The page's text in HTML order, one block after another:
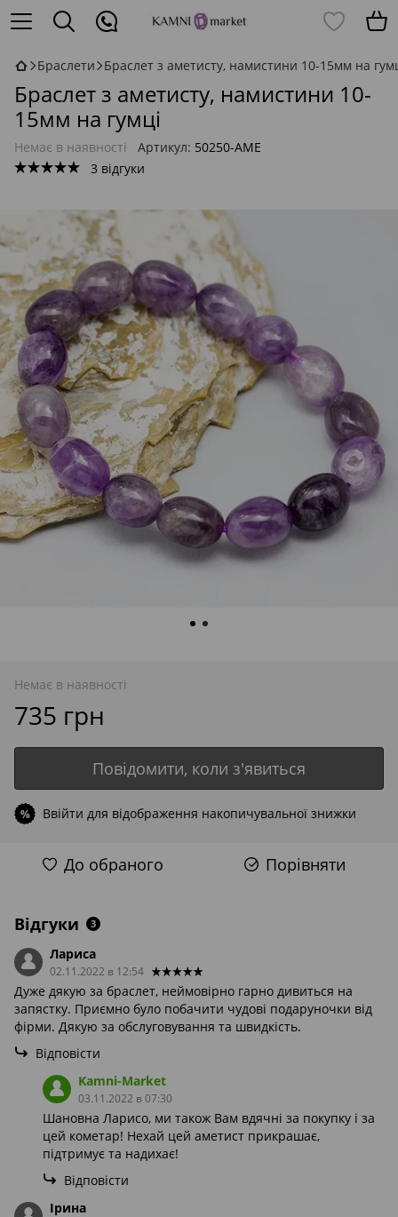
Браслети Браслет з аметисту, намистини 10-15мм на
Браслет з аметисту, намистини 10-
15мм на гумці
Немає в наявності Артикул: 50250-АМЕ
3 відгуки
Немає в наявності
735 грн
Повідомити, коли з'явиться
% Ввійти для відображення накопичувальної знижки
До обраного Порівняти
Відгуки 3
Лариса
02.11.2022 в 12:54
Дуже дякую за браслет, неймовірно гарно дивиться на
запястку. Приємно було побачити чудові подаруночки від
фірми. Дякую за обслуговування та швидкість.
Відповісти
Kamni-Market
03.11.2022 в 07:30
Шановна Ларисо, ми також Вам вдячні за покупку і за
цей кометар! Нехай цей аметист прикрашає,
підтримує та надихає!
Відповісти
Ірина